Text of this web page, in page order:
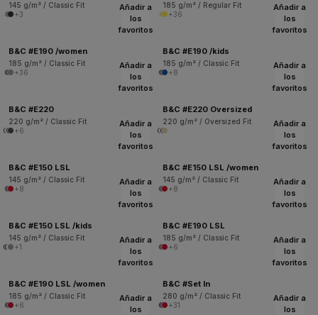
145 g/m² / Classic Fit
+3
185 g/m² / Regular Fit
+36
Añadir a
los
favoritos
B&C #E190 /women
185 g/m² / Classic Fit
+36
Añadir a
los
favoritos
B&C #E190 /kids
185 g/m² / Classic Fit
+8
Añadir a
los
favoritos
B&C #E220
220 g/m² / Classic Fit
+6
Añadir a
los
favoritos
B&C #E220 Oversized
220 g/m² / Oversized Fit
Añadir a
los
favoritos
B&C #E150 LSL
145 g/m² / Classic Fit
+8
Añadir a
los
favoritos
B&C #E150 LSL /women
145 g/m² / Classic Fit
+8
Añadir a
los
favoritos
B&C #E150 LSL /kids
145 g/m² / Classic Fit
+1
Añadir a
los
favoritos
B&C #E190 LSL
185 g/m² / Classic Fit
+6
Añadir a
los
favoritos
B&C #E190 LSL /women
185 g/m² / Classic Fit
+6
Añadir a
los
favoritos
B&C #Set In
280 g/m² / Classic Fit
+31
Añadir a
los
Añadir a
los